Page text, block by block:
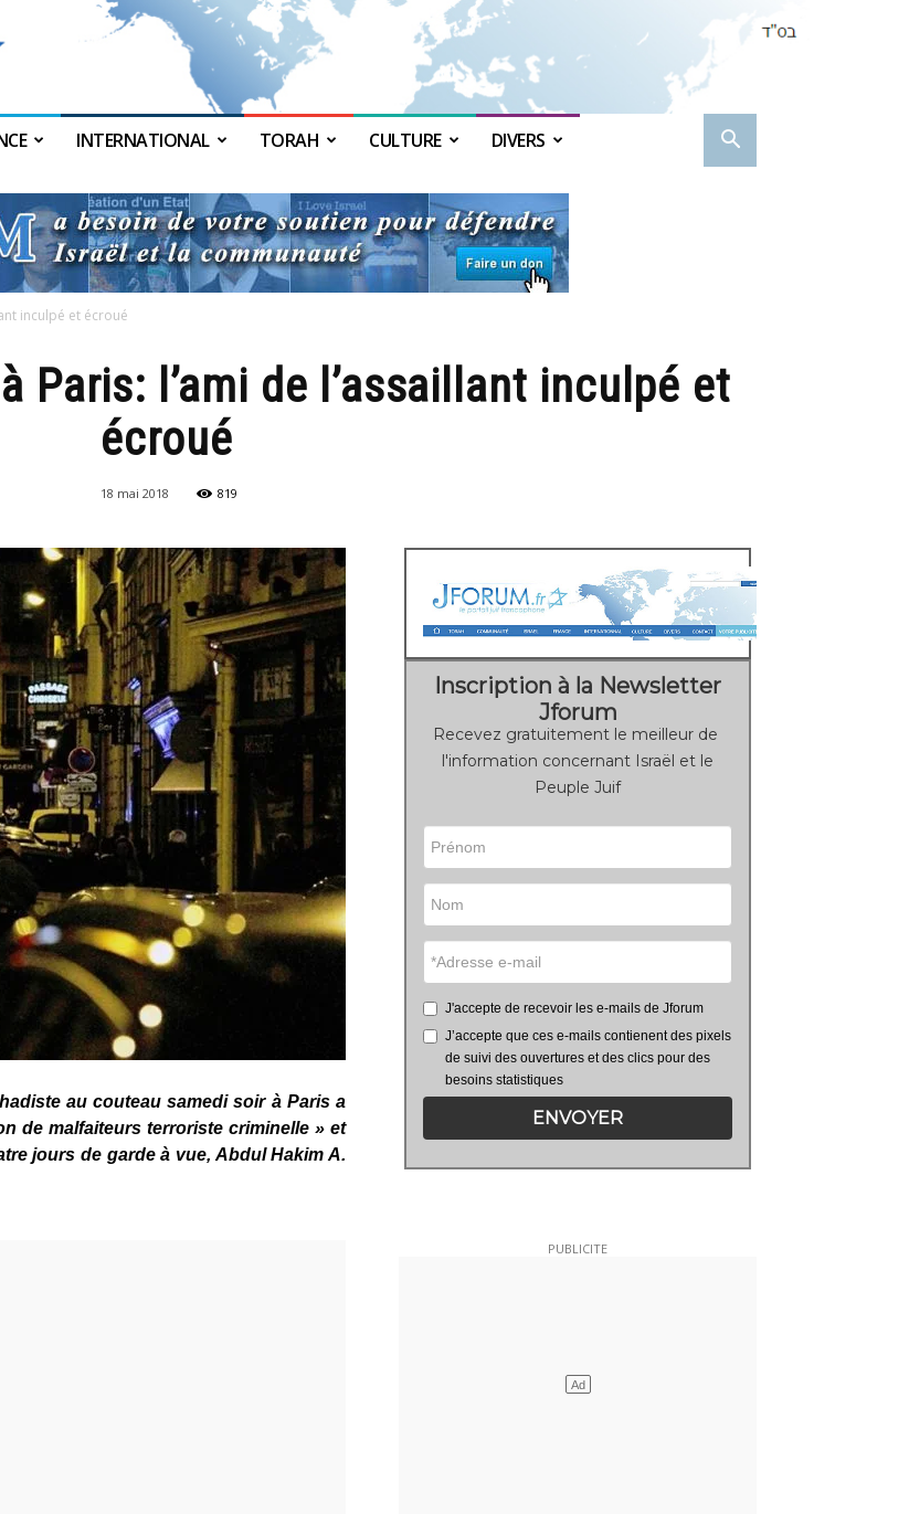
INTERNATIONAL TORAH CULTURE DIVERS
inculpé et écroué
Paris: l’ami de l’assaillant inculpé et
écroué
18 mai 2018 819
au couteau samedi soir à Paris a
de malfaiteurs terroriste criminelle » et
jours de garde à vue, Abdul Hakim A.
Inscription à la Newsletter
Jforum
Recevez gratuitement le meilleur de
l'information concernant Israël et le
Peuple Juif
J'accepte de recevoir les e-mails de Jforum
J’accepte que ces e-mails contienent des pixels
de suivi des ouvertures et des clics pour des
besoins statistiques
ENVOYER